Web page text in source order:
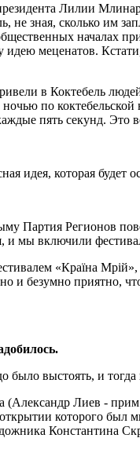
Лилии
не зная, сколько им
началах
идею меценатов.
в Коктебель
по
пять секунд. Это
идея, которая
Партия Регионов
и мы включили
«Країна
и безумно приятно,
было выстоять, и
Лиев -
которого
Константина